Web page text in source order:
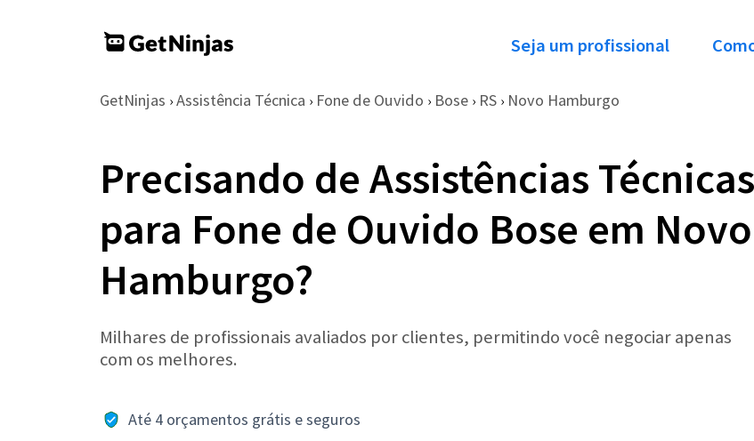
Seja um profissional
GetNinjas › Assistência Técnica › Fone de Ouvido › Bose › RS › Novo Hamburgo
Precisando de Assistências Técnicas
para Fone de Ouvido Bose em Novo
Hamburgo?
Milhares de profissionais avaliados por clientes, permitindo você negociar apenas
com os melhores.
Até 4 orçamentos grátis e seguros